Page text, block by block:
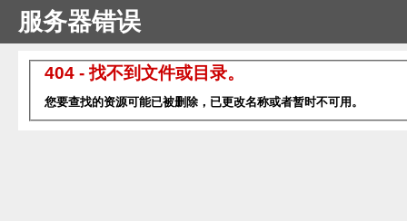
服务器错误
404 - 找不到文件或目录。
您要查找的资源可能已被删除，已更改名称或者暂时不可用。